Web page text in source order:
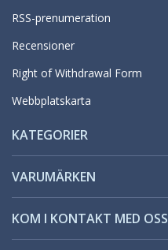
RSS-prenumeration
Recensioner
Right of Withdrawal Form
Webbplatskarta
KATEGORIER
VARUMÄRKEN
KOM I KONTAKT MED OSS